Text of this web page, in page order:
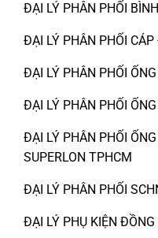
ĐẠI LÝ PHÂN PHỐI
ĐẠI LÝ PHÂN PHỐI
ĐẠI LÝ PHÂN PHỐI
ĐẠI LÝ PHÂN PHỐI
ĐẠI LÝ PHÂN PHỐI
SUPERLON TPHCM
ĐẠI LÝ PHÂN PHỐI
ĐẠI LÝ PHỤ KIỆN